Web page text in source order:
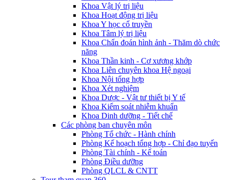
Khoa Vật lý trị liệu
Khoa Hoạt động trị liệu
Khoa Y học cổ truyền
Khoa Tâm lý trị liệu
Khoa Chẩn đoán hình ảnh - Thăm dò chức
năng
Khoa Thần kinh - Cơ xương khớp
Khoa Liên chuyên khoa Hệ ngoại
Khoa Nội tổng hợp
Khoa Xét nghiệm
Khoa Dược - Vật tư thiết bị Y tế
Khoa Kiểm soát nhiễm khuẩn
Khoa Dinh dưỡng - Tiết chế
Các phòng ban chuyên môn
Phòng Tổ chức - Hành chính
Phòng Kế hoạch tổng hợp - Chỉ đạo tuyến
Phòng Tài chính - Kế toán
Phòng Điều dưỡng
Phòng QLCL & CNTT